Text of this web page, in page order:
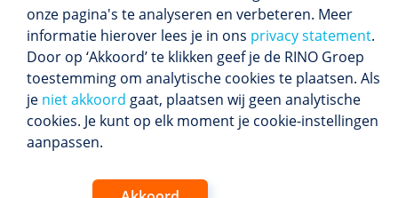
onze pagina's te analyseren en verbeteren. Meer
informatie hierover lees je in ons privacy statement.
Door op ‘Akkoord’ te klikken geef je de RINO Groep
toestemming om analytische cookies te plaatsen. Als
je niet akkoord gaat, plaatsen wij geen analytische
cookies. Je kunt op elk moment je cookie-instellingen
aanpassen.
Volg ons
Blijf op de hoogte van het (nieuwe) scholings­
aanbod en ons laatste nieuws.